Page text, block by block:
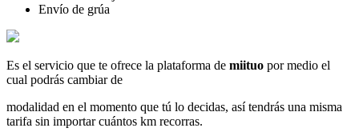
Envío de grúa
Es el servicio que te ofrece la plataforma de miituo por medio el
cual podrás cambiar de
modalidad en el momento que tú lo decidas, así tendrás una misma
tarifa sin importar cuántos km recorras.